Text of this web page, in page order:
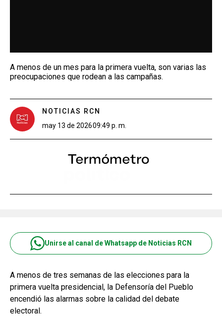
A menos de un mes para la primera vuelta, son varias las
preocupaciones que rodean a las campañas.
NOTICIAS RCN
may 13 de 202609:49 p. m.
Unirse al canal de Whatsapp de Noticias RCN
A menos de tres semanas de las elecciones para la
primera vuelta presidencial, la Defensoría del Pueblo
encendió las alarmas sobre la calidad del debate
electoral.